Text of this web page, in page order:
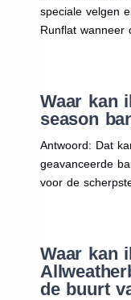
speciale velgen
Runflat wanneer
Waar kan
season
Antwoord: Dat
geavanceerde
voor de
Waar kan
de buurt